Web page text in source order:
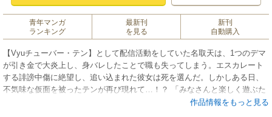
青年マンガ
ランキング
最新刊
を見る
新刊
自動購入
【Vyuチューバー・テン】として配信活動をしていた名取天は、1つのデマ
が引き金で大炎上し、身バレしたことで職も失ってしまう。エスカレート
する誹謗中傷に絶望し、追い込まれた彼女は死を選んだ。しかしある日、
不気味な仮面を被ったテンが再び現れて…！？ 「みなさんと楽しく遊ぶた
めに…戻ってきました」狂気の復讐配信が、今、始まる――。作品情報をもっと見る